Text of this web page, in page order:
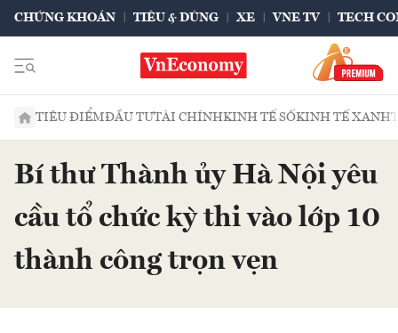
CHỨNG KHOÁN TIÊU & DÙNG XE VNE TV TECH
TIÊU ĐIỂMĐẦU TƯTÀI CHÍNHKINH TẾ SỐKINH TẾ XANH
Bí thư Thành ủy Hà Nội yêu
cầu tổ chức kỳ thi vào lớp 10
thành công trọn vẹn